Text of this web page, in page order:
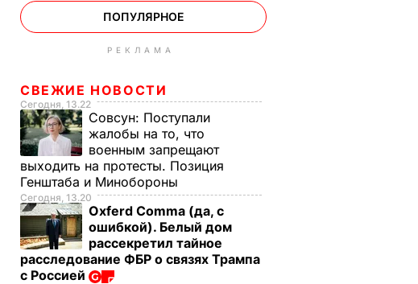
ПОПУЛЯРНОЕ
РЕКЛАМА
СВЕЖИЕ НОВОСТИ
Сегодня, 13.22
Совсун: Поступали
жалобы на то, что
военным запрещают
выходить на протесты. Позиция
Генштаба и Минобороны
Сегодня, 13.20
Oxferd Comma (да, с
ошибкой). Белый дом
рассекретил тайное
расследование ФБР о связях Трампа
с Россией